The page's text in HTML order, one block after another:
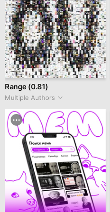
Range (0.81)
Multiple Authors